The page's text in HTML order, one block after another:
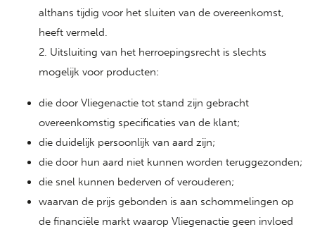
althans tijdig voor het sluiten van de overeenkomst,
heeft vermeld.
2. Uitsluiting van het herroepingsrecht is slechts
mogelijk voor producten:
die door Vliegenactie tot stand zijn gebracht
overeenkomstig specificaties van de klant;
die duidelijk persoonlijk van aard zijn;
die door hun aard niet kunnen worden teruggezonden;
die snel kunnen bederven of verouderen;
waarvan de prijs gebonden is aan schommelingen op
de financiële markt waarop Vliegenactie geen invloed